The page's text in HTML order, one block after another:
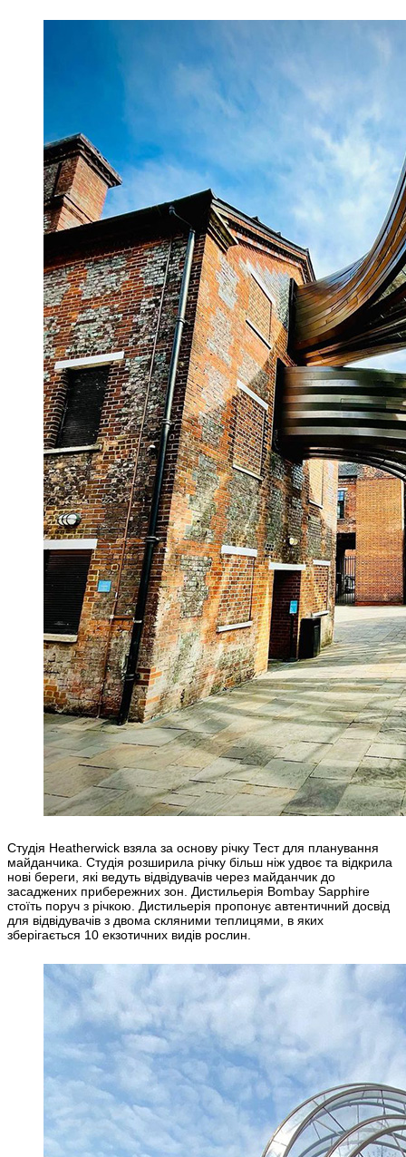
Студія Heatherwick взяла за основу річку Тест для планування
майданчика. Студія розширила річку більш ніж удвоє та відкрила
нові береги, які ведуть відвідувачів через майданчик до
засаджених прибережних зон. Дистильерія Bombay Sapphire
стоїть поруч з річкою. Дистильерія пропонує автентичний досвід
для відвідувачів з двома скляними теплицями, в яких
зберігається 10 екзотичних видів рослин.